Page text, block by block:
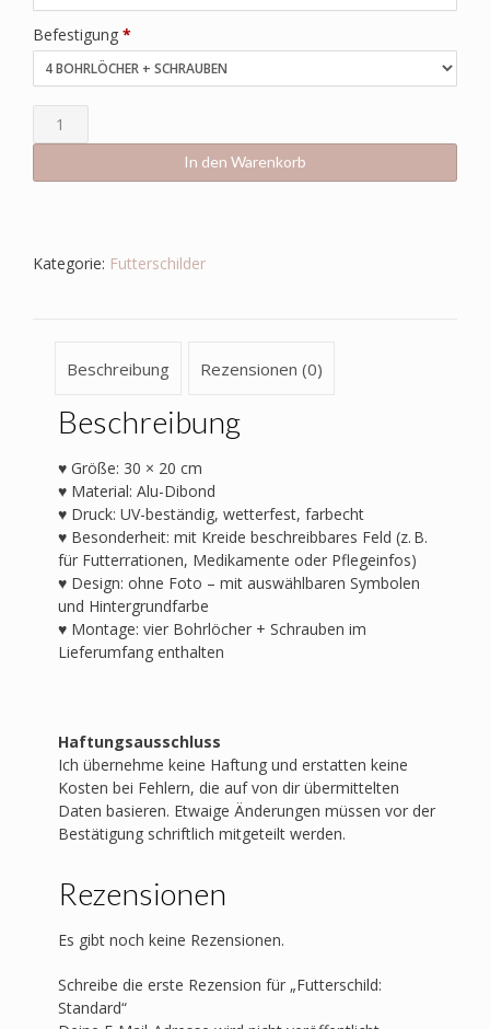
Befestigung *
In den Warenkorb
Kategorie: Futterschilder
Beschreibung Rezensionen (0)
Beschreibung
♥ Größe: 30 × 20 cm
♥ Material: Alu-Dibond
♥ Druck: UV-beständig, wetterfest, farbecht
♥ Besonderheit: mit Kreide beschreibbares Feld (z. B.
für Futterrationen, Medikamente oder Pflegeinfos)
♥ Design: ohne Foto – mit auswählbaren Symbolen
und Hintergrundfarbe
♥ Montage: vier Bohrlöcher + Schrauben im
Lieferumfang enthalten
Haftungsausschluss
Ich übernehme keine Haftung und erstatten keine
Kosten bei Fehlern, die auf von dir übermittelten
Daten basieren. Etwaige Änderungen müssen vor der
Bestätigung schriftlich mitgeteilt werden.
Rezensionen
Es gibt noch keine Rezensionen.
Schreibe die erste Rezension für „Futterschild:
Standard“